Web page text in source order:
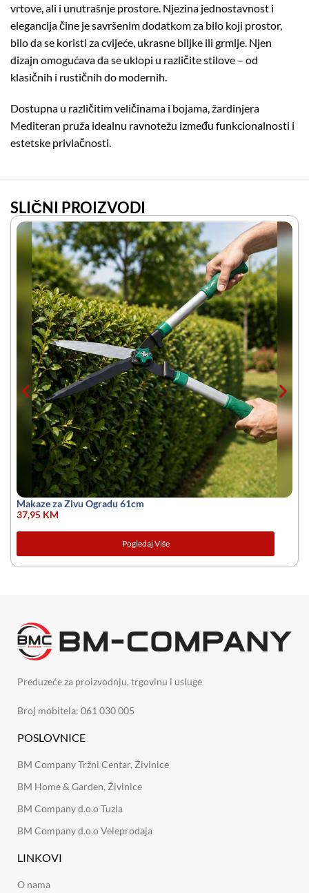
vrtove, ali i unutrašnje prostore. Njezina jednostavnost i
elegancija čine je savršenim dodatkom za bilo koji prostor,
bilo da se koristi za cvijeće, ukrasne biljke ili grmlje. Njen
dizajn omogućava da se uklopi u različite stilove – od
klasičnih i rustičnih do modernih.
Dostupna u različitim veličinama i bojama, žardinjera
Mediteran pruža idealnu ravnotežu između funkcionalnosti i
estetske privlačnosti.
SLIČNI PROIZVODI
Makaze za Zivu Ogradu 61cm
37,95 KM
Pogledaj Više
Preduzeće za proizvodnju, trgovinu i usluge
Broj mobitela: 061 030 005
POSLOVNICE
BM Company Tržni Centar, Živinice
BM Home & Garden, Živinice
BM Company d.o.o Tuzla
BM Company d.o.o Veleprodaja
LINKOVI
O nama